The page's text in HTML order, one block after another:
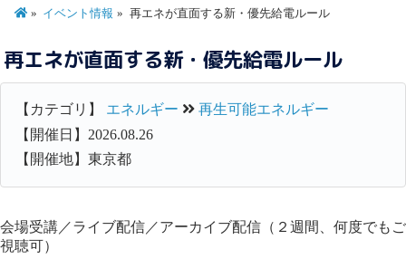
イベント情報 再エネが直面する新・優先給電ルール
再エネが直面する新・優先給電ルール
【カテゴリ】 エネルギー
再生可能エネルギー
【開催日】2026.08.26
【開催地】東京都
会場受講／ライブ配信／アーカイブ配信（２週間、何度でもご
視聴可）